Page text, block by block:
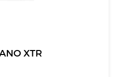
XTR